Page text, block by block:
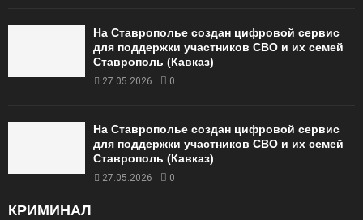
На Ставрополье создан цифровой сервис
для поддержки участников СВО и их семей
Ставрополь (Кавказ)
27.05.2026 0
На Ставрополье создан цифровой сервис
для поддержки участников СВО и их семей
Ставрополь (Кавказ)
27.05.2026 0
КРИМИНАЛ